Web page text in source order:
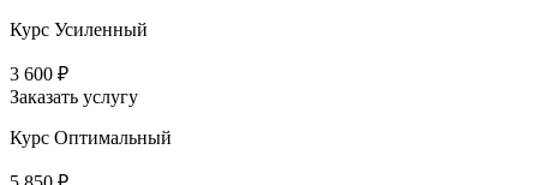
Курс Усиленный
3 600 ₽
Заказать услугу
Курс Оптимальный